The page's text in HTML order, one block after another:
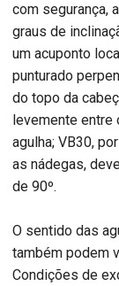
com segurança,
graus de
um acuponto
punturado
do topo da
levemente
agulha; VB30,
as nádegas,
de 90º.
O sentido das
também podem
Condições de